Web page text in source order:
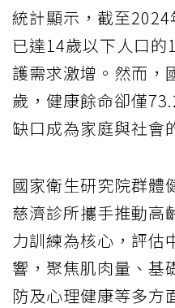
統計顯示，截至
已達14歲以下人口
護需求激增。然而，
歲，健康餘命卻僅
缺口成為家庭與社會
國家衛生研究院群體
慈濟診所攜手推動高
力訓練為核心，評估
響，聚焦肌肉量、基
防及心理健康等多方